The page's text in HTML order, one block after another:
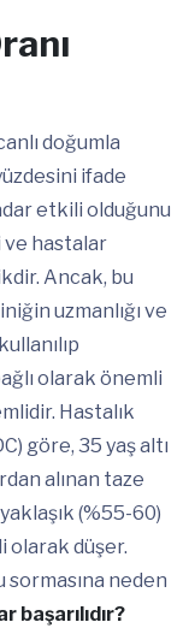
doğumla
ifade
etkili olduğunu
hastalar
Ancak, bu
uzmanlığı ve
olarak önemli
Hastalık
göre, 35 yaş altı
alınan taze
yaklaşık (%55-60)
olarak düşer.
sormasına neden
başarılıdır?